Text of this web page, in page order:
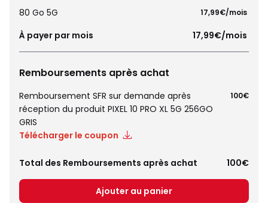
80 Go 5G 17,99€/mois
À payer par mois 17,99€/mois
Remboursements après achat
Remboursement SFR sur demande après
réception du produit PIXEL 10 PRO XL 5G 256GO
GRIS
Télécharger le coupon
100€
Total des Remboursements après achat 100€
Ajouter au panier